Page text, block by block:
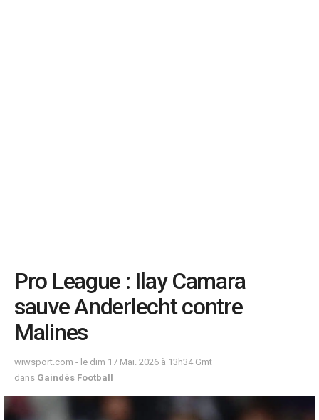
Pro League : Ilay Camara
sauve Anderlecht contre
Malines
wiwsport.com - le dim 17 Mai. 2026 à 13h34 Gmt
dans Gaindés Football